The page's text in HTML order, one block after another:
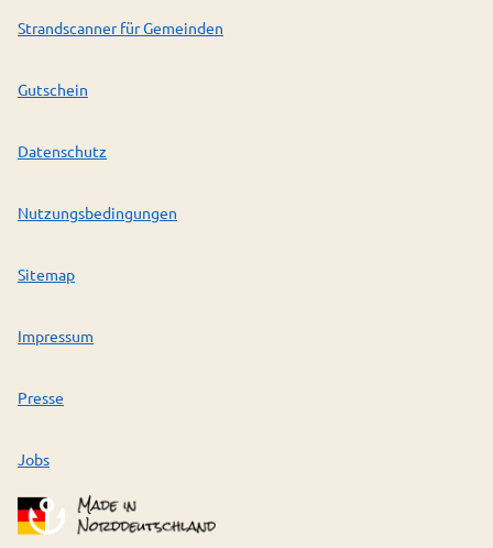
Strandscanner für Gemeinden
Gutschein
Datenschutz
Nutzungsbedingungen
Sitemap
Impressum
Presse
Jobs